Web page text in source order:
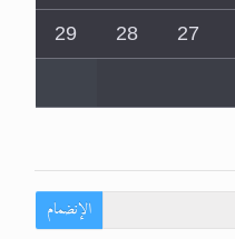
27
28
29
الإنضمام